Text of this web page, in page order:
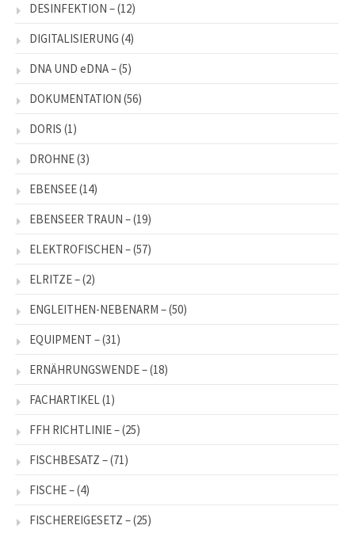
DESINFEKTION –(12)
DIGITALISIERUNG (4)
DNA UND eDNA –(5)
DOKUMENTATION (56)
DORIS (1)
DROHNE(3)
EBENSEE(14)
EBENSEER TRAUN –(19)
ELEKTROFISCHEN –(57)
ELRITZE –(2)
ENGLEITHEN-NEBENARM –(50)
EQUIPMENT –(31)
ERNÄHRUNGSWENDE –(18)
FACHARTIKEL(1)
FFH RICHTLINIE –(25)
FISCHBESATZ –(71)
FISCHE –(4)
FISCHEREIGESETZ –(25)